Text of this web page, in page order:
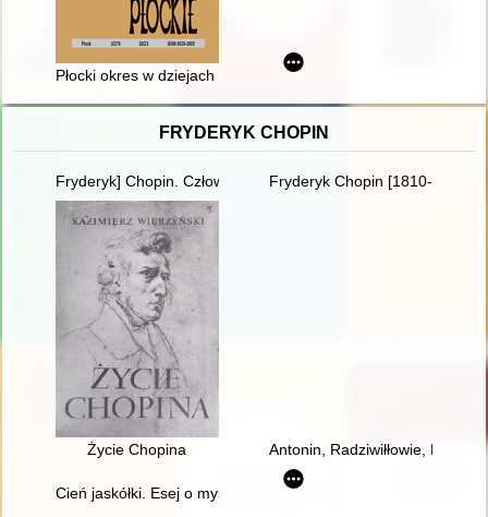
Płocki okres w dziejach 7. Pułku Pontonowego w latach 1951-
FRYDERYK CHOPIN
Fryderyk] Chopin. Człowiek, dzieło, rezonansFryderyk Chopin [1810-1849].
Życie Chopina Antonin, Radziwiłłowie,
Cień jaskółki. Esej o myślach Chopina